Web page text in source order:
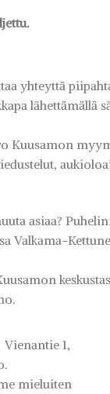
yhteyttä
lähettämällä
Kuusamon
asiaa?
Valkama-
1,
mieluiten